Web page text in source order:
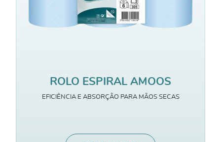
ROLO ESPIRAL AMOOS
EFICIÊNCIA E ABSORÇÃO PARA MÃOS SECAS